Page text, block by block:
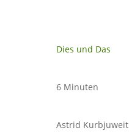
Dies und Das
6 Minuten
Astrid Kurbjuweit